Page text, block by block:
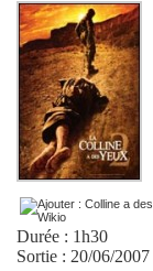
Durée : 1h30
Sortie : 20/06/2007